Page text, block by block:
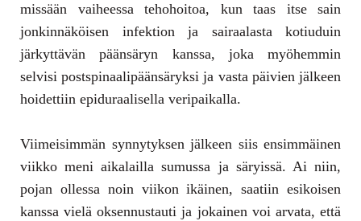
missään vaiheessa tehohoitoa, kun taas itse sain
jonkinnäköisen infektion ja sairaalasta kotiuduin
järkyttävän päänsäryn kanssa, joka myöhemmin
selvisi postspinaalipäänsäryksi ja vasta päivien jälkeen
hoidettiin epiduraalisella veripaikalla.
Viimeisimmän synnytyksen jälkeen siis ensimmäinen
viikko meni aikalailla sumussa ja säryissä. Ai niin,
pojan ollessa noin viikon ikäinen, saatiin esikoisen
kanssa vielä oksennustauti ja jokainen voi arvata, että